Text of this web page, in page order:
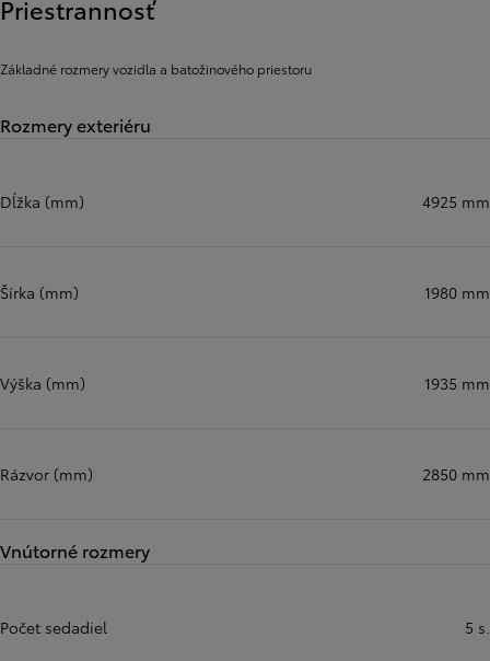
Priestrannosť
Základné rozmery vozidla a batožinového priestoru
Rozmery exteriéru
Dĺžka (mm) 4925 mm
Šírka (mm) 1980 mm
Výška (mm) 1935 mm
Rázvor (mm) 2850 mm
Vnútorné rozmery
Počet sedadiel 5 s.